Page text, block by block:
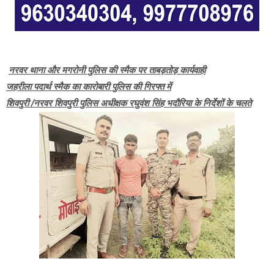
नरवर थाना और मगरोनी पुलिस की स्मैक पर ताबड़तोड़ कार्यवाही
जहरीला पदार्थ स्मैक का कारोबारी पुलिस की गिरफ्त में
शिवपुरी /नरवर शिवपुरी पुलिस अधीक्षक रघुवंश सिंह भदौरिया के निर्देशों के चलते